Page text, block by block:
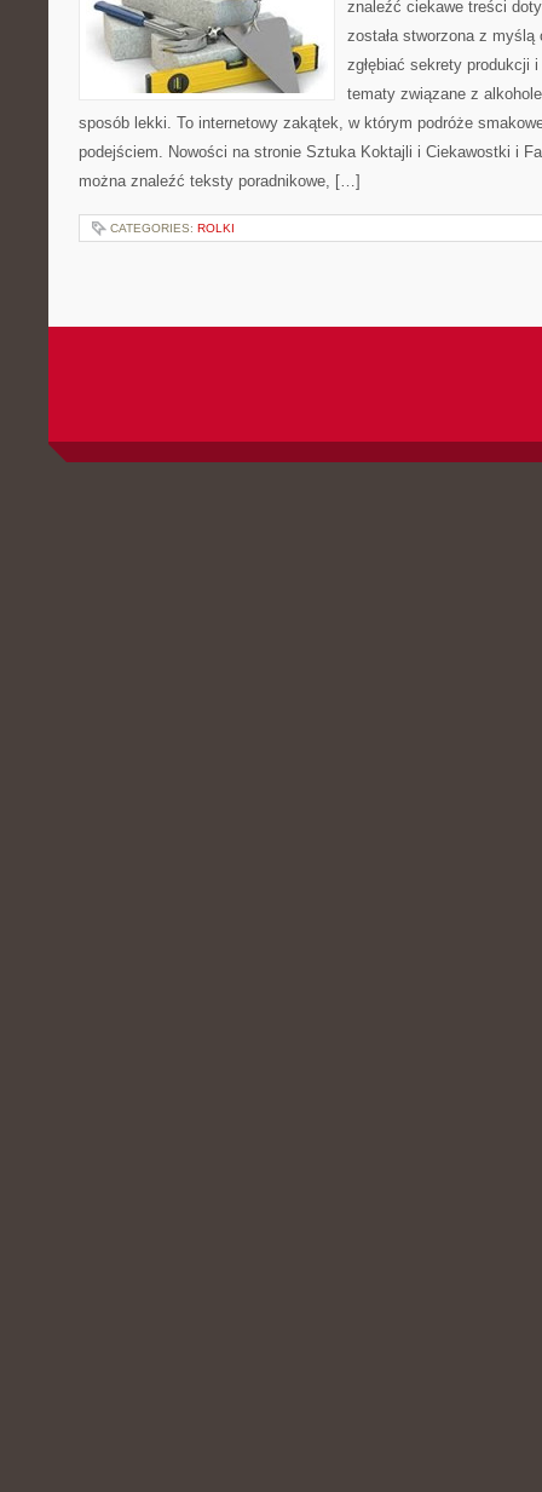
znaleźć ciekawe treści
została stworzona z
zgłębiać sekrety produkcji
tematy związane z
sposób lekki. To internetowy zakątek, w którym podróże
podejściem. Nowości na stronie Sztuka Koktajli i Ciekawostki i
można znaleźć teksty poradnikowe, […]
CATEGORIES: ROLKI